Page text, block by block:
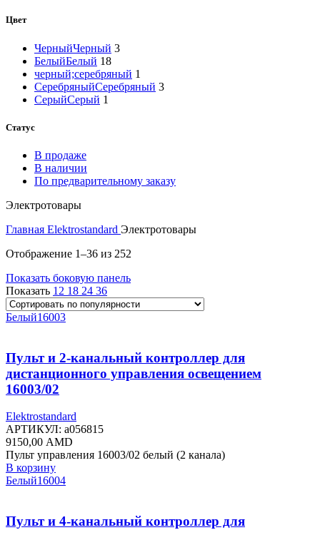
Цвет
ЧерныйЧерный 3
БелыйБелый 18
черный;серебряный 1
СеребряныйСеребряный 3
СерыйСерый 1
Статус
В продаже
В наличии
По предварительному заказу
Электротовары
Главная Elektrostandard Электротовары
Отображение 1–36 из 252
Показать боковую панель
Показать 12 18 24 36
Белый16003
Пульт и 2-канальный контроллер для
дистанционного управления освещением
16003/02
Elektrostandard
АРТИКУЛ: a056815
9150,00 AMD
Пульт управления 16003/02 белый (2 канала)
В корзину
Белый16004
Пульт и 4-канальный контроллер для